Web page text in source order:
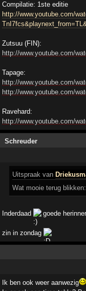
Compilatie: 1ste editie
http://www.youtube.com/
Zutsuu (FIN):
http://www.youtube.com/
Tapage:
http://www.youtube.com/
http://www.youtube.com/
Ravehard:
http://www.youtube.com/
Schreuder
Uitspraak van
Wat mooie terug blikken:
Inderdaad goede
zin in zondag
Ik ben ook weer aanwezig